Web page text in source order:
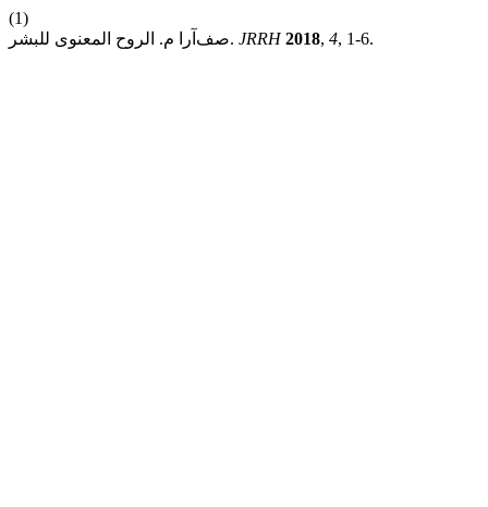
(1)
صف‌آرا م. الروح المعنوى للبشر. JRRH 2018, 4, 1-6.